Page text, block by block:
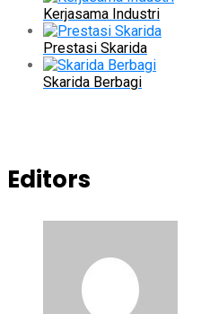
Kerjasama Industri
Prestasi Skarida
Skarida Berbagi
Editors